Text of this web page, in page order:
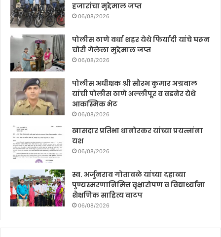
हजारांचा मुद्देमाल जप्त
06/08/2026
पोलीस ठाणे वर्धा शहर येथे फिर्यादी यांचे घरून
चोरी गेलेला मुद्देमाल जप्त
06/08/2026
पोलीस अधीक्षक श्री सौरभ कुमार अग्रवाल
यांची पोलीस ठाणे अल्लीपूर व वडनेर येथे
आकस्मिक भेट
06/08/2026
खासदार प्रतिभा धानोरकर यांच्या प्रयत्नांना
यश
06/08/2026
स्व. अर्जुनराव गोतावळे यांच्या दहाव्या
पुण्यस्मरणानिमित्त वृक्षारोपण व विद्यार्थ्यांना
शैक्षणिक साहित्य वाटप
06/08/2026